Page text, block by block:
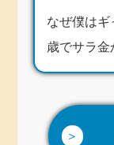
なぜ僕は
歳でサラ金